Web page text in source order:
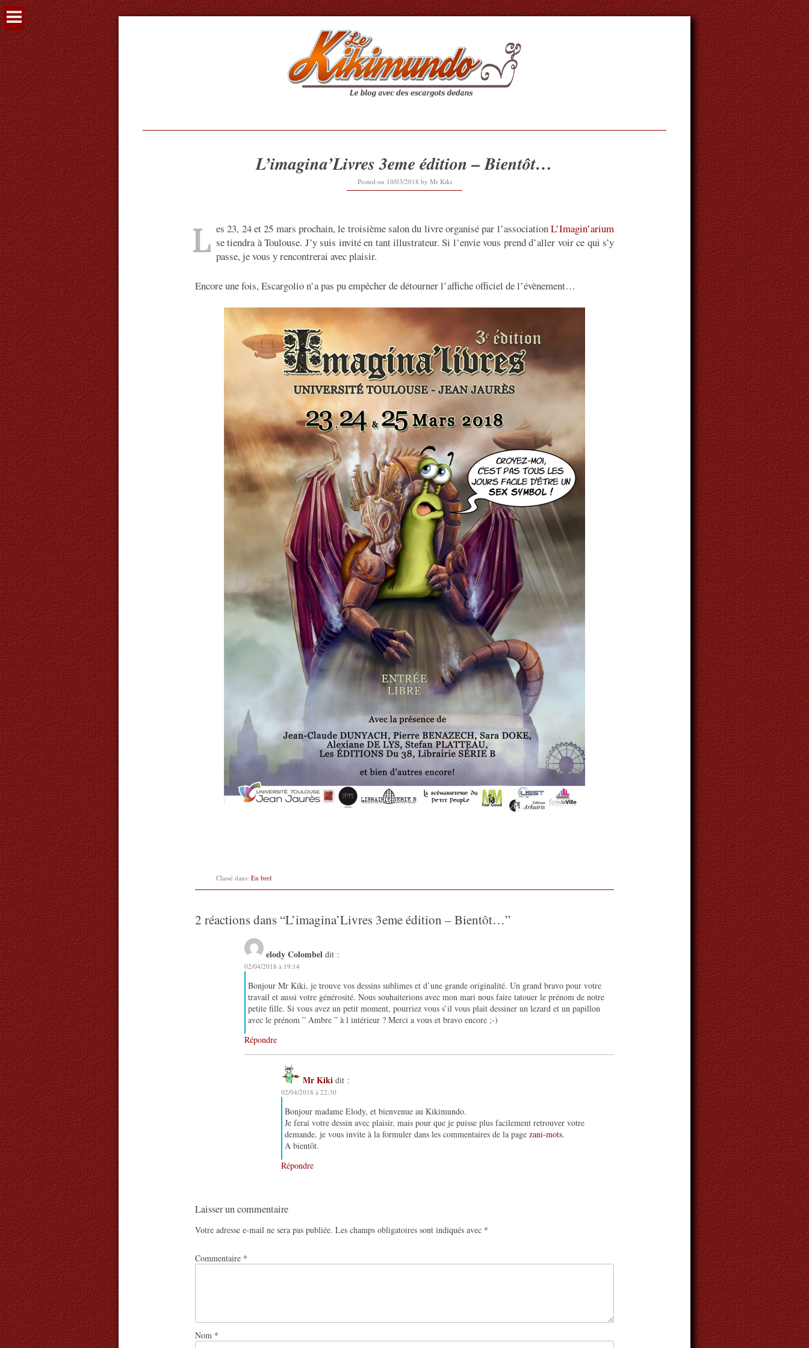
Voir
le
contenu
L’imagina’Livres 3eme édition – Bientôt…
Posted on 10/03/201811/03/2018
by Mr Kiki
L es 23, 24 et 25 mars prochain, le troisième salon du livre organisé par l’associationL’Imagin’arium
se tiendra à Toulouse. J’y suis invité en tant illustrateur. Si l’envie vous prend d’aller voir ce qui s’y
passe, je vous y rencontrerai avec plaisir.
Encore une fois, Escargolio n’a pas pu empêcher de détourner l’affiche officiel de l’évènement…
Classé dans: En bref
2 réactions dans “L’imagina’Livres 3eme édition – Bientôt…”
elody Colombel dit :
02/04/2018 à 19:14
Bonjour Mr Kiki, je trouve vos dessins sublimes et d’une grande originalité. Un grand bravo pour votre
travail et aussi votre générosité. Nous souhaiterions avec mon mari nous faire tatouer le prénom de notre
petite fille. Si vous avez un petit moment, pourriez vous s’il vous plait dessiner un lezard et un papillon
avec le prénom ” Ambre ” à l intérieur ? Merci a vous et bravo encore ;-)
Répondre
Mr Kiki dit :
02/04/2018 à 22:30
Bonjour madame Elody, et bienvenue au Kikimundo.
Je ferai votre dessin avec plaisir, mais pour que je puisse plus facilement retrouver votre
demande, je vous invite à la formuler dans les commentaires de la page zani-mots.
A bientôt.
Répondre
Laisser un commentaire
Votre adresse e-mail ne sera pas publiée. Les champs obligatoires sont indiqués avec *
Commentaire *
Nom *